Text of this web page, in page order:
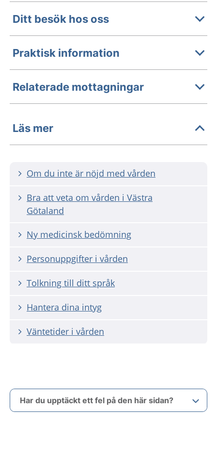
Ditt besök hos oss
Praktisk information
Relaterade mottagningar
Läs mer
Om du inte är nöjd med vården
Bra att veta om vården i Västra
Götaland
Ny medicinsk bedömning
Personuppgifter i vården
Tolkning till ditt språk
Hantera dina intyg
Väntetider i vården
Har du upptäckt ett fel på den här sidan?